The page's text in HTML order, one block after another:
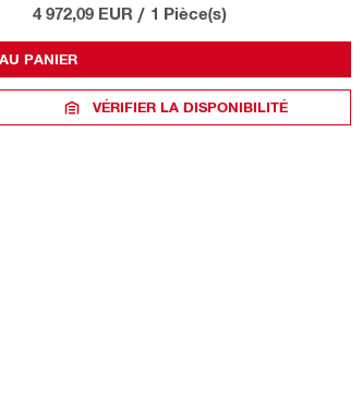
4 972,09 EUR / 1 Pièce(s)
PANIER
VÉRIFIER LA DISPONIBILITÉ